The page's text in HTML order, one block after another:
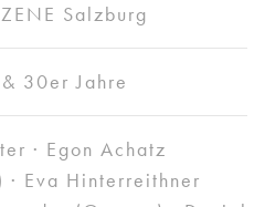
Salzburg
30er Jahre
· Egon Achatz
Eva Hinterreithner